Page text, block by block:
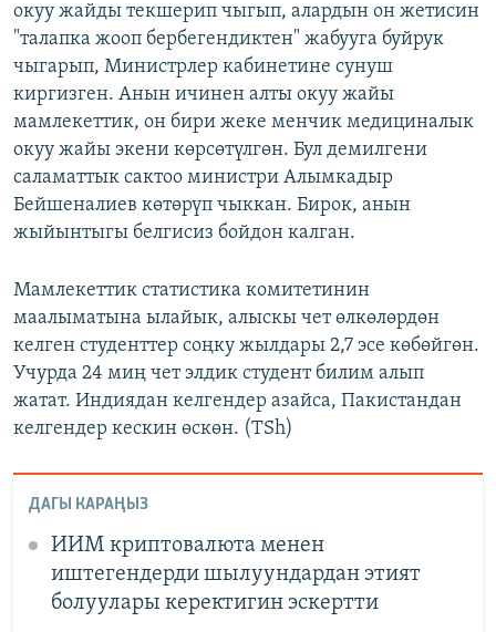
окуу жайды текшерип чыгып, алардын он жетисин
"талапка жооп бербегендиктен" жабууга буйрук
чыгарып, Министрлер кабинетине сунуш
киргизген. Анын ичинен алты окуу жайы
мамлекеттик, он бири жеке менчик медициналык
окуу жайы экени көрсөтүлгөн. Бул демилгени
саламаттык сактоо министри Алымкадыр
Бейшеналиев көтөрүп чыккан. Бирок, анын
жыйынтыгы белгисиз бойдон калган.
Мамлекеттик статистика комитетинин
маалыматына ылайык, алыскы чет өлкөлөрдөн
келген студенттер соңку жылдары 2,7 эсе көбөйгөн.
Учурда 24 миң чет элдик студент билим алып
жатат. Индиядан келгендер азайса, Пакистандан
келгендер кескин өскөн. (TSh)
ДАГЫ КАРАҢЫЗ
ИИМ криптовалюта менен
иштегендерди шылуундардан этият
болуулары керектигин эскертти